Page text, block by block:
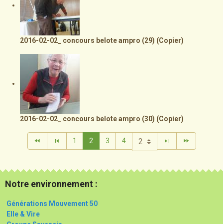
2016-02-02_ concours belote ampro (29) (Copier)
2016-02-02_ concours belote ampro (30) (Copier)
1 2 3 4
Notre environnement :
Générations Mouvement 50
Elle & Vire